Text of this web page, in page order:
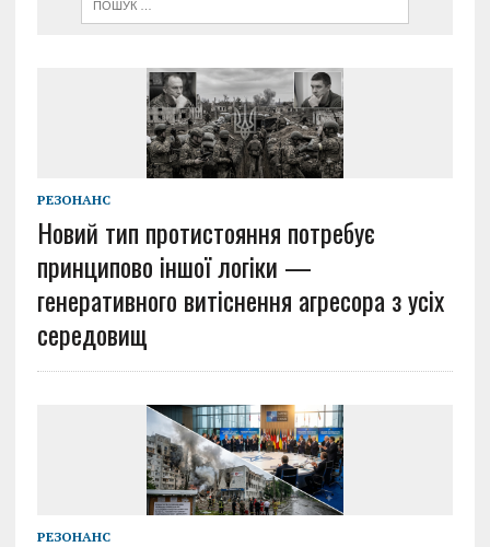
РЕЗОНАНС
Новий тип протистояння потребує
принципово іншої логіки —
генеративного витіснення агресора з усіх
середовищ
РЕЗОНАНС